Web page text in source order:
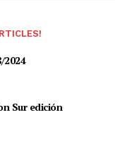
2024
Sur edición